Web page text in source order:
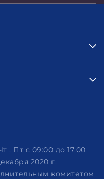
, Пт c 09:00 до 17:00
2020 г.
комитетом